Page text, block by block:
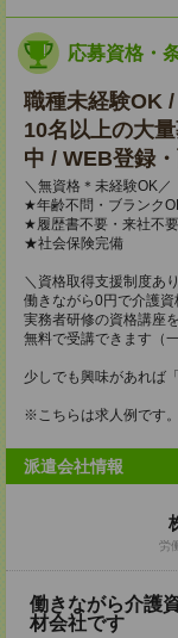
応募資格・
職種未経験OK
10名以上の大
中 / WEB登録
＼無資格＊未経験OK／
★年齢不問・ブランク
★履歴書不要・来社不要
★社会保険完備
＼資格取得支援制度あ
働きながら0円で介護資
実務者研修の資格講座を
無料で受講できます（
少しでも興味があれば
※こちらは求人例です
派遣会社情報
労
働きながら介護
材会社です